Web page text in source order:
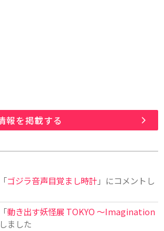
報を掲載する
ゴジラ音声目覚まし時計」にコメントし
動き出す妖怪展 TOKYO 〜Imagination
ました